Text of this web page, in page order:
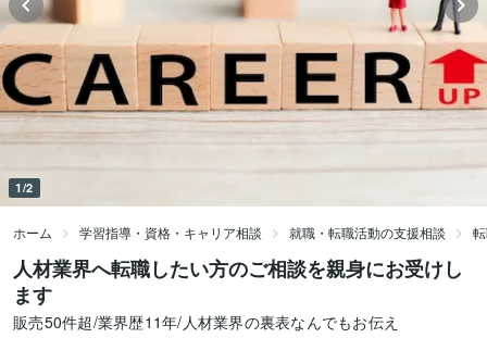
1/2
ホーム 学習指導・資格・キャリア相談 就職・転職活動の支援相談
人材業界へ転職したい方のご相談を親身にお受けし
ます
販売50件超/業界歴11年/人材業界の裏表なんでもお伝え